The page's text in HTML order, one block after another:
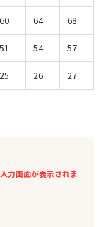
60 64 68
51 54 57
25 26 27
力画面が表示されま